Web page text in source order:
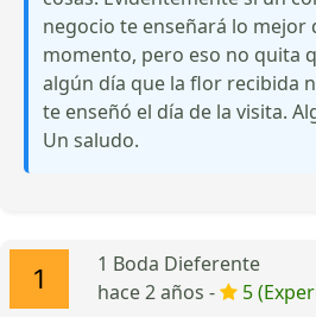
negocio te enseñará lo mejor
momento, pero eso no quita
algún día que la flor recibida
te enseñó el día de la visita.
Un saludo.
1 Boda Dieferente
hace 2 años -
5